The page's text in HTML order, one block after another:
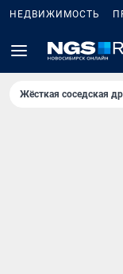
НЕДВИЖИМОСТЬ
Жёсткая соседская